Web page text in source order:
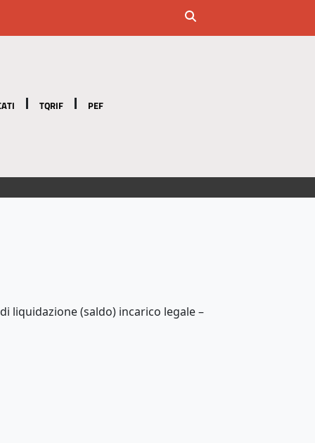
TQRIF PEF
liquidazione (saldo) incarico legale –